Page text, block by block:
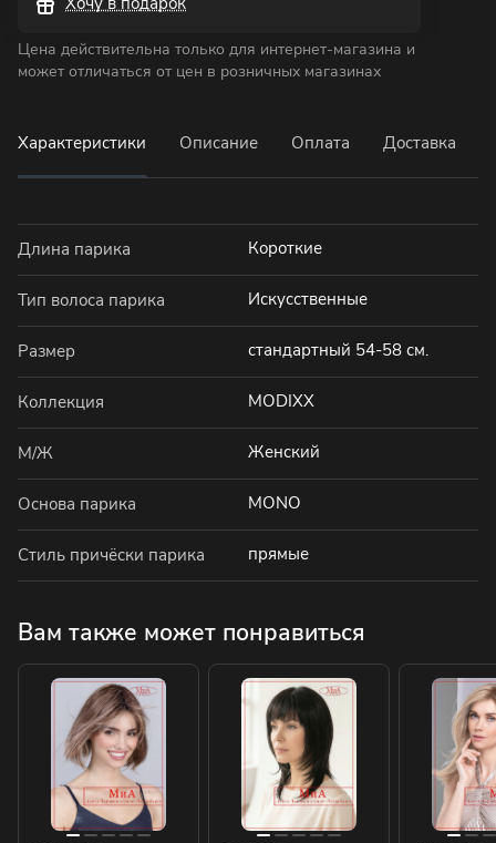
Цена действительна только для интернет-магазина и
может отличаться от цен в розничных магазинах
Характеристики Описание Оплата Доставка
Длина парика Короткие
Тип волоса парика Искусственные
Размер стандартный 54-58 см.
Коллекция MODIXX
М/Ж Женский
Основа парика MONO
Стиль причёски парика прямые
Вам также может понравиться